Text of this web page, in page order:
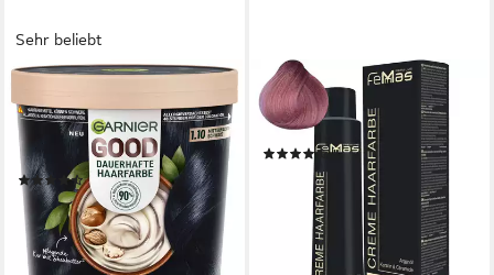
Sehr beliebt
Haarfarbe GARNIER GOOD,
Set, mit Creme-Textur, für alle
Haartypen
(82)
7,99 € UVP8,99 €
-11%
lieferbar - in 5-6 Werktagen bei dir
FEMMAS PREMIUM
Haarfarbe Femmas Hair Color,
1-tlg., Profi-Qualität
(64)
(89,50 €/ 1 l)
lieferbar - in 3-4 Werktagen bei dir